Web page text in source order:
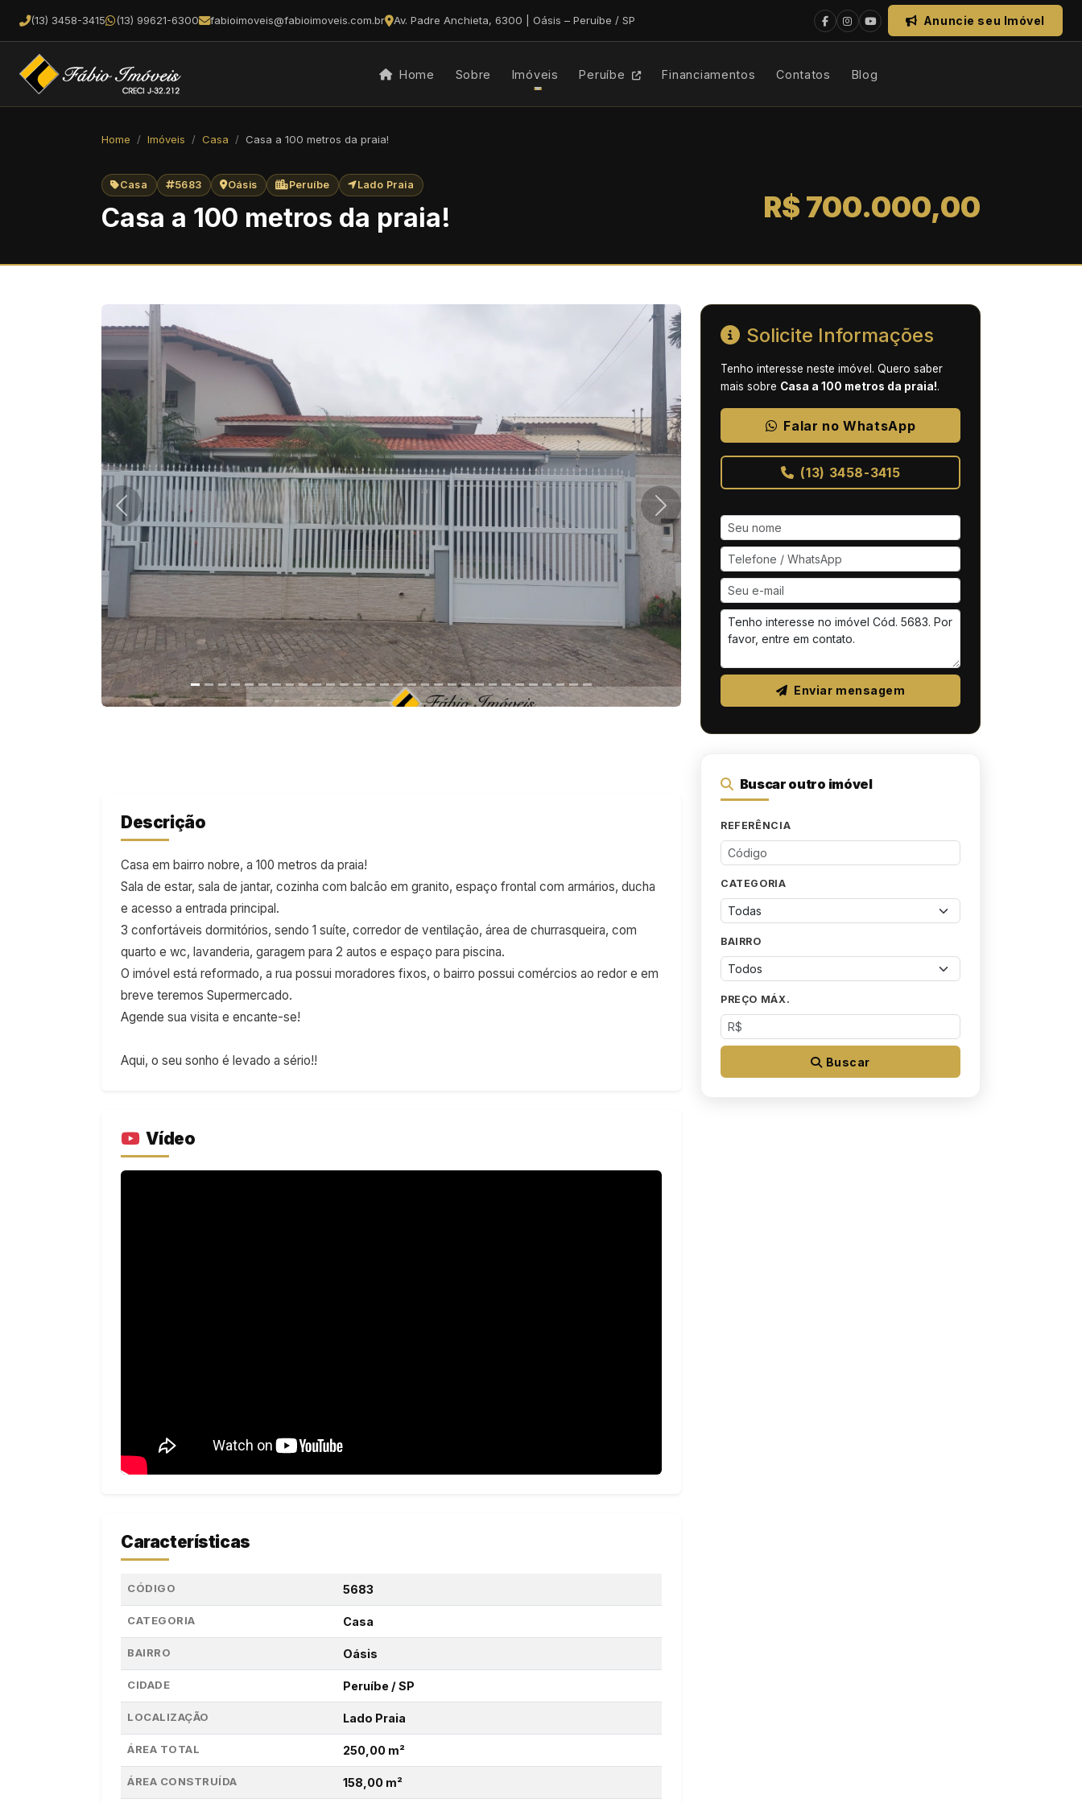
(13) 3458-3415 (13) 99621-6300 fabioimoveis@fabioimoveis.com.br Av. Padre Anchieta, 6300 | Oásis – Peruíbe / SP Anuncie seu Imóvel
Home Sobre Imóveis Peruíbe Financiamentos Contatos Blog
Home Imóveis Casa Casa a 100 metros da praia!
Casa 5683 Oásis Peruíbe Lado Praia
Casa a 100 metros da praia! R$ 700.000,00
Descrição
Casa em bairro nobre, a 100 metros da praia!
Sala de estar, sala de jantar, cozinha com balcão em granito, espaço frontal com armários, ducha
e acesso a entrada principal.
3 confortáveis dormitórios, sendo 1 suíte, corredor de ventilação, área de churrasqueira, com
quarto e wc, lavanderia, garagem para 2 autos e espaço para piscina.
O imóvel está reformado, a rua possui moradores fixos, o bairro possui comércios ao redor e em
breve teremos Supermercado.
Agende sua visita e encante-se!
Aqui, o seu sonho é levado a sério!!
Vídeo
Características
CÓDIGO 5683
CATEGORIA Casa
BAIRRO Oásis
CIDADE Peruíbe / SP
LOCALIZAÇÃO Lado Praia
ÁREA TOTAL 250,00 m²
ÁREA CONSTRUÍDA 158,00 m²
Solicite Informações
Tenho interesse neste imóvel. Quero saber
mais sobre Casa a 100 metros da praia!.
Falar no WhatsApp
(13) 3458-3415
Enviar mensagem
Buscar outro imóvel
REFERÊNCIA
CATEGORIA
BAIRRO
PREÇO MÁX.
Buscar